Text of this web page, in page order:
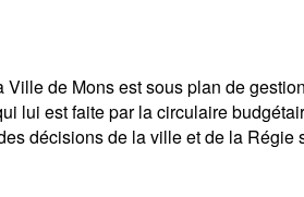
de Mons est sous plan de
lui est faite par la circulaire
décisions de la ville et de la Régie